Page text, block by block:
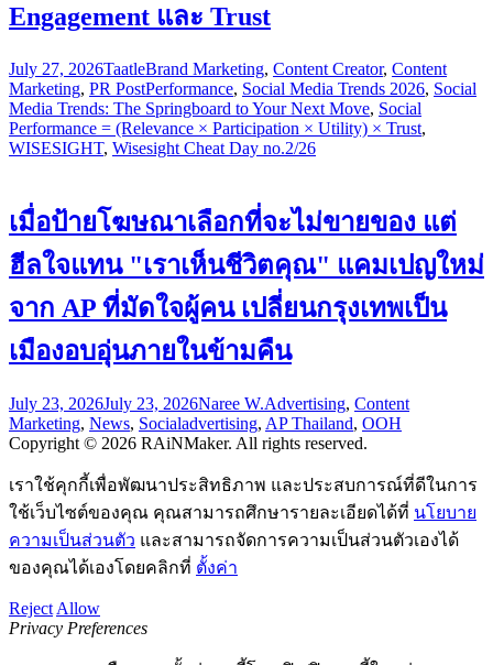
Engagement และ Trust
July 27, 2026TaatleBrand Marketing, Content Creator, Content
Marketing, PR PostPerformance, Social Media Trends 2026, Social
Media Trends: The Springboard to Your Next Move, Social
Performance = (Relevance × Participation × Utility) × Trust,
WISESIGHT, Wisesight Cheat Day no.2/26
เมื่อป้ายโฆษณาเลือกที่จะไม่ขายของ แต่
ฮีลใจแทน "เราเห็นชีวิตคุณ" แคมเปญใหม่
จาก AP ที่มัดใจผู้คน เปลี่ยนกรุงเทพเป็น
เมืองอบอุ่นภายในข้ามคืน
July 23, 2026July 23, 2026Naree W.Advertising, Content
Marketing, News, Socialadvertising, AP Thailand, OOH
Copyright © 2026 RAiNMaker. All rights reserved.
เราใช้คุกกี้เพื่อพัฒนาประสิทธิภาพ และประสบการณ์ที่ดีในการ
ใช้เว็บไซต์ของคุณ คุณสามารถศึกษารายละเอียดได้ที่ นโยบาย
ความเป็นส่วนตัว และสามารถจัดการความเป็นส่วนตัวเองได้
ของคุณได้เองโดยคลิกที่ ตั้งค่า
Reject Allow
Privacy Preferences